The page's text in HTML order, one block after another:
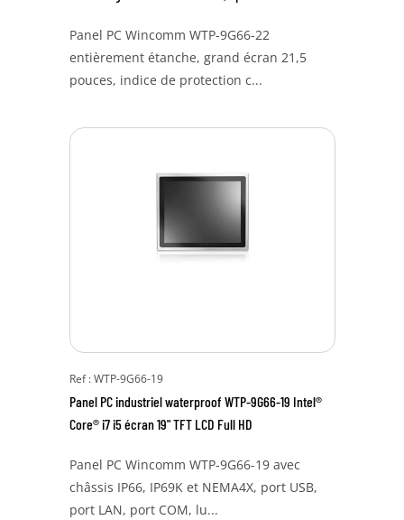
Panel PC Wincomm WTP-9G66-22
entièrement étanche, grand écran 21,5
pouces, indice de protection c...
Ref : WTP-9G66-19
Panel PC industriel waterproof WTP-9G66-19 Intel®
Core® i7 i5 écran 19" TFT LCD Full HD
Panel PC Wincomm WTP-9G66-19 avec
châssis IP66, IP69K et NEMA4X, port USB,
port LAN, port COM, lu...